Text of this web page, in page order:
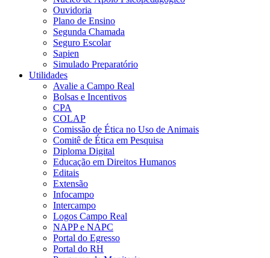
Ouvidoria
Plano de Ensino
Segunda Chamada
Seguro Escolar
Sapien
Simulado Preparatório
Utilidades
Avalie a Campo Real
Bolsas e Incentivos
CPA
COLAP
Comissão de Ética no Uso de Animais
Comitê de Ética em Pesquisa
Diploma Digital
Educação em Direitos Humanos
Editais
Extensão
Infocampo
Intercampo
Logos Campo Real
NAPP e NAPC
Portal do Egresso
Portal do RH